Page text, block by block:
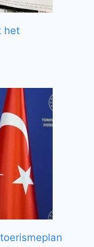
het